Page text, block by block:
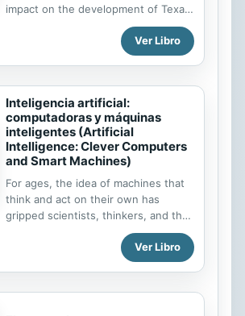
impact on the development of Texas
and the United States. Readers will
discover what drew Anglo-American
settlers to Texas, and what caused
the Mexican Government. Frequent
sidebars introduce readers to the
key figures of this era.
Ver Libro
Inteligencia artificial:
computadoras y máquinas
inteligentes (Artificial
Intelligence: Clever Computers
and Smart Machines)
For ages, the idea of machines that
think and act on their own has
gripped scientists, thinkers, and the
general public. This book explores
the history of artificial intelligence
(A.I.), and how science fiction is
examines the technologies involved
Ver Libro